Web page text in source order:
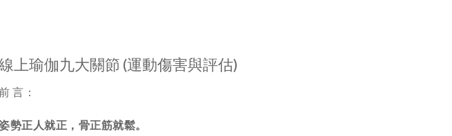
上瑜伽九大關節 (運動傷害與評估)
言：
勢正人就正，骨正筋就鬆。